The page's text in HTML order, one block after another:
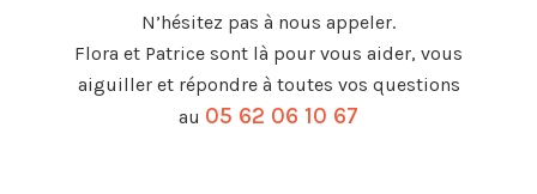
N’hésitez pas à nous appeler.
Flora et Patrice sont là pour vous aider, vous
aiguiller et répondre à toutes vos questions
au 05 62 06 10 67